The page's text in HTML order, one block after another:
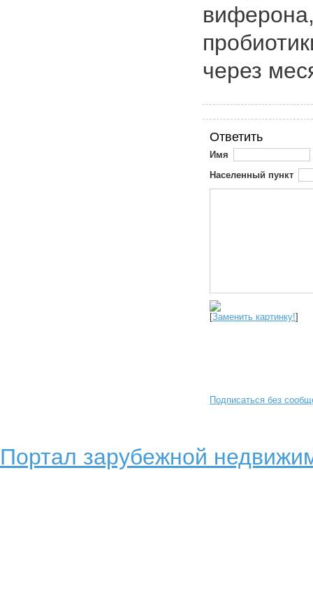
через
Ответить
Имя
Населенный пункт
[Заменить картинку!]
Подписаться без
Портал зарубежной